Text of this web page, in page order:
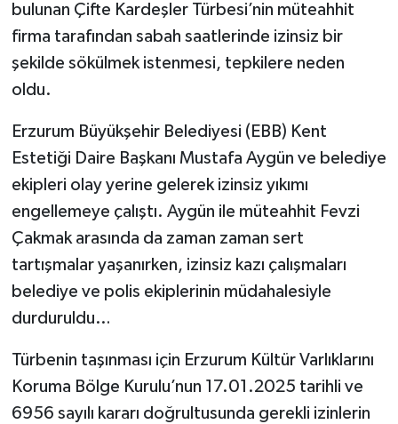
bulunan Çifte Kardeşler Türbesi’nin müteahhit
firma tarafından sabah saatlerinde izinsiz bir
şekilde sökülmek istenmesi, tepkilere neden
oldu.
Erzurum Büyükşehir Belediyesi (EBB) Kent
Estetiği Daire Başkanı Mustafa Aygün ve belediye
ekipleri olay yerine gelerek izinsiz yıkımı
engellemeye çalıştı. Aygün ile müteahhit Fevzi
Çakmak arasında da zaman zaman sert
tartışmalar yaşanırken, izinsiz kazı çalışmaları
belediye ve polis ekiplerinin müdahalesiyle
durduruldu…
Türbenin taşınması için Erzurum Kültür Varlıklarını
Koruma Bölge Kurulu’nun 17.01.2025 tarihli ve
6956 sayılı kararı doğrultusunda gerekli izinlerin